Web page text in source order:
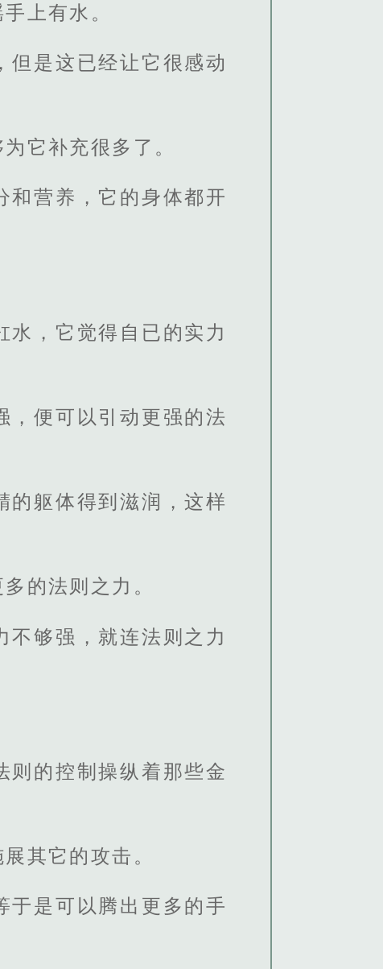
上有水。
但是这已经让它很感动
它补充很多了。
和营养，它的身体都开
水，它觉得自已的实力
，便可以引动更强的法
的躯体得到滋润，这样
的法则之力。
不够强，就连法则之力
则的控制操纵着那些金
其它的攻击。
于是可以腾出更多的手